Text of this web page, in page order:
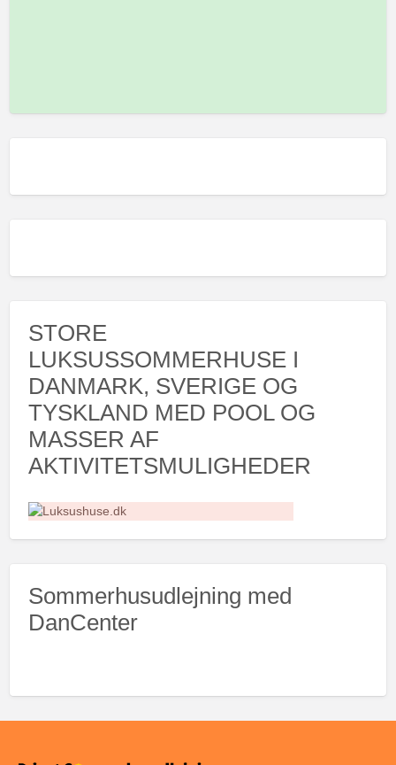
STORE
LUKSUSSOMMERHUSE I
DANMARK, SVERIGE OG
TYSKLAND MED POOL OG
MASSER AF
AKTIVITETSMULIGHEDER
Sommerhusudlejning med
DanCenter